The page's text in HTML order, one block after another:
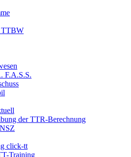
TTBW
F.A.S.S.
der TTR-Berechnung
click-tt
Training